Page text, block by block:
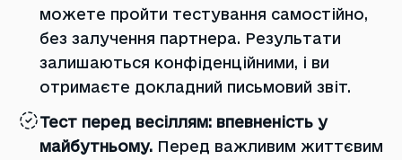
можете пройти тестування самостійно,
без залучення партнера. Результати
залишаються конфіденційними, і ви
отримаєте докладний письмовий звіт.
Тест перед весіллям: впевненість у
майбутньому. Перед важливим життєвим